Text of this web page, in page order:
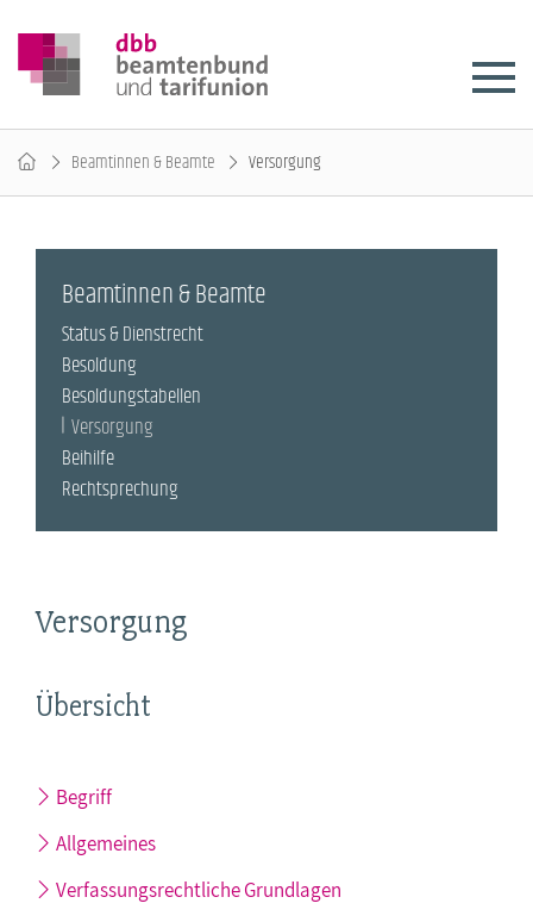
Beamtinnen & Beamte Versorgung
Versorgung
Übersicht
Begriff
Allgemeines
Verfassungsrechtliche Grundlagen
Beamtinnen & Beamte
Status & Dienstrecht
Besoldung
Besoldungstabellen
Versorgung
Beihilfe
Rechtsprechung